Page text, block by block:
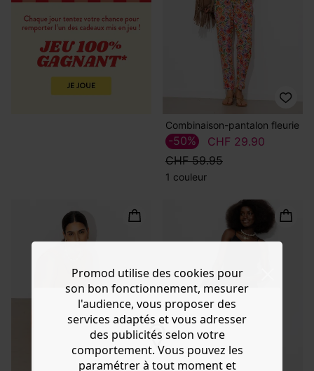
Combinaison-pantalon fleurie
CHF 29.90
CHF 59.95
-50%
1 couleur
Promod utilise des cookies pour
son bon fonctionnement, mesurer
l'audience, vous proposer des
services adaptés et vous adresser
des publicités selon votre
comportement. Vous pouvez les
paramétrer à tout moment et